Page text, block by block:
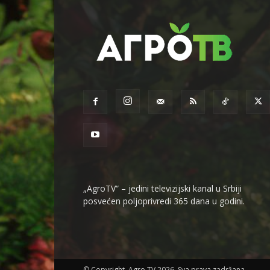
„AgroTV“ – jedini televizijski kanal u Srbiji
posvećen poljoprivredi 365 dana u godini.